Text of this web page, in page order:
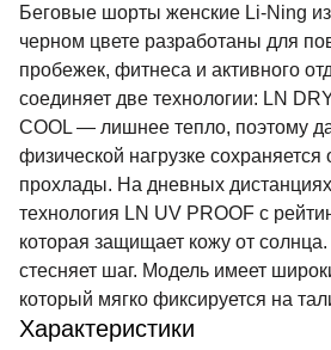
Беговые шорты женские Li-Ning
черном цвете разработаны для
пробежек, фитнеса и активного
соединяет две технологии: LN
COOL — лишнее тепло, поэтому
физической нагрузке
прохлады. На дневных
технология LN UV PROOF с
которая защищает кожу от
стесняет шаг. Модель имеет
который мягко фиксируется на
Характеристики